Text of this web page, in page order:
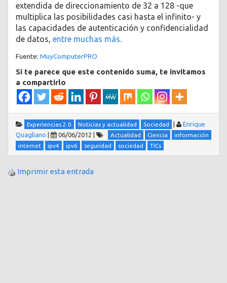
extendida de direccionamiento de 32 a 128 -que
multiplica las posibilidades casi hasta el infinito- y
las capacidades de autenticación y confidencialidad
de datos, entre muchas más.
Fuente: MuyComputerPRO
Si te parece que este contenido suma, te invitamos
a compartirlo
Experiencias 2.0 Noticias y actualidad Sociedad
Enrique
Quagliano
06/06/2012 Actualidad Ciencia
información
internet
ipv4 ipv6 seguridad sociedad TICs
Imprimir esta entrada